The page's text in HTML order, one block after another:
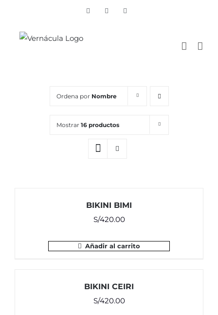
content
Vimeo Facebook
Ordena por Nombre
Mostrar 16 productos
BIKINI BIMI
S/420.00
Añadir al carrito
BIKINI CEIRI
S/420.00